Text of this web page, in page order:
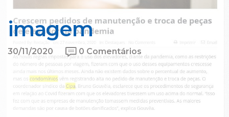
imagem
30/11/2020 0 Comentários